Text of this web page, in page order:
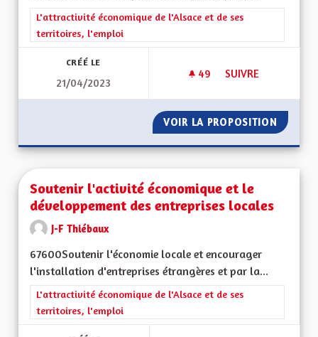
Filtrer les résultats de la catégorie : L'attractivité
L'attractivité économique de l'Alsace et de ses
territoires, l'emploi
CRÉÉ LE
21/04/2023
49 49 ABONNÉS
SUIVRE
VOIR LA PROPOSITION
Soutenir l'activité économique et le
développement des entreprises locales
J-F Thiébaux
67600Soutenir l'économie locale et encourager
l'installation d'entreprises étrangères et par la...
Filtrer les résultats de la catégorie : L'attractivité
L'attractivité économique de l'Alsace et de ses
territoires, l'emploi